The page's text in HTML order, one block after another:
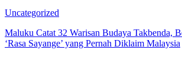
Uncategorized
Maluku Catat 32 Warisan Budaya Takbenda,
‘Rasa Sayange’ yang Pernah Diklaim Malaysia